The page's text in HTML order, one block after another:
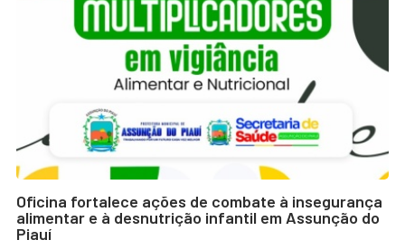
Oficina fortalece ações de combate à insegurança
alimentar e à desnutrição infantil em Assunção do
Piauí